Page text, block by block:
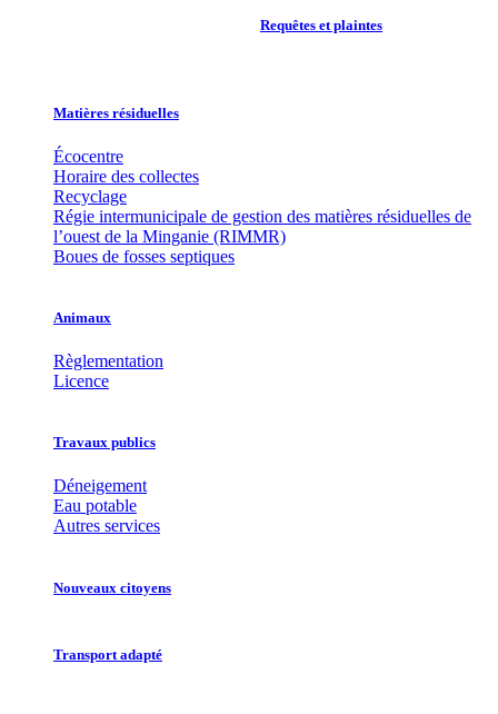
Requêtes et plaintes
Matières résiduelles
Écocentre
Horaire des collectes
Recyclage
Régie intermunicipale de gestion des matières résiduelles de
l’ouest de la Minganie (RIMMR)
Boues de fosses septiques
Animaux
Règlementation
Licence
Travaux publics
Déneigement
Eau potable
Autres services
Nouveaux citoyens
Transport adapté